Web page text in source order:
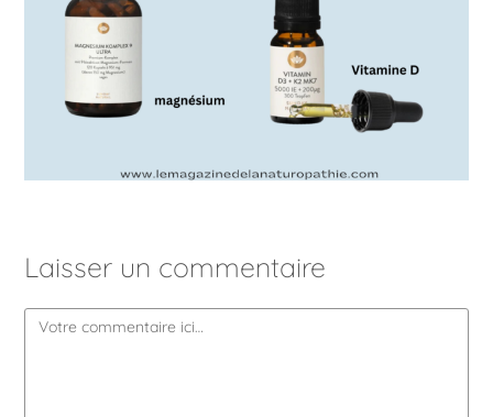
Laisser un commentaire